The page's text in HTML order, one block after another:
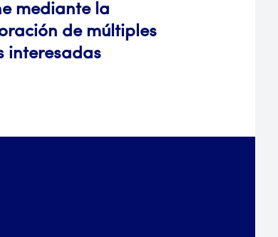
mediante la
de múltiples
interesadas